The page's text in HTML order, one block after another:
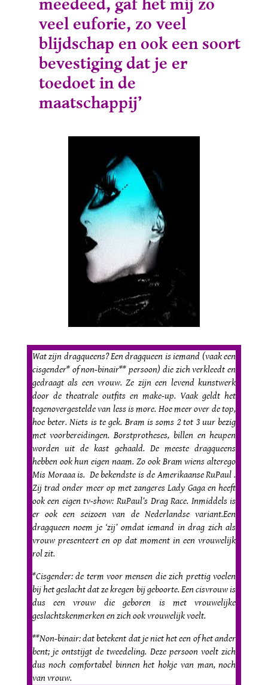
meedeed, gaf het mij zo
veel euforie, zo veel
blijdschap en ook een soort
bevestiging dat je er
toedoet in de
maatschappij’
Wat zijn dragqueens? Een dragqueen is iemand (vaak een
cisgender* of non-binair** persoon) die zich verkleedt en
gedraagt als een vrouw. Ze zijn een levend kunstwerk
door de theatrale outfits en make-up. Vaak geldt het
tegenovergestelde van less is more. Hoe meer over de top,
hoe beter. Niets is te gek. Bram is soms 2 tot 3 uur bezig
met voorbereidingen. Borstprotheses, billen en heupen
worden uit de kast gehaald. De meeste dragqueens
hebben ook hun eigen naam. Zo ook Bram wiens alterego
Mis Moraaa is. De bekendste is de Amerikaanse RuPaul .
Zij trad onder meer op met zangeres Lady Gaga en heeft
ook een eigen tv-show: RuPaul’s Drag Race. Inmiddels is
er ook een seizoen van de Nederlandse variant.Een
dragqueen noem je ‘zij’ omdat iemand in drag zich als
vrouw presenteert en op dat moment in een vrouwelijk
rol zit.
*Cisgender: de term voor mensen die zich prettig voelen
bij het geslacht dat ze kregen bij geboorte. Een cisvrouw is
dus een vrouw die geboren is met vrouwelijke
geslachtskenmerken en zich ook vrouwelijk voelt.
**Non-binair: dat betekent dat je niet het een of het ander
bent; je ontstijgt de tweedeling. Deze persoon voelt zich
dus noch comfortabel binnen het hokje van man, noch
van vrouw.